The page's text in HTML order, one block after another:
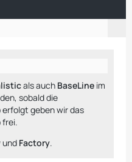
als auch BaseLine im
sobald die
geben wir das
frei.
und Factory.